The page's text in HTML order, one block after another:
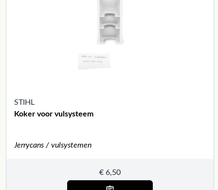
STIHL
Koker voor vulsysteem
Jerrycans / vulsystemen
€ 6,50